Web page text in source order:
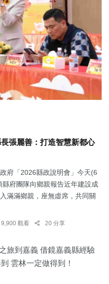
張麗善：打造智慧新都心
府「2026縣政說明會」今天(6
府團隊向鄉親報告近年建設成
滿滿鄉親，座無虛席，共同關
9,900 觀看 20 分享